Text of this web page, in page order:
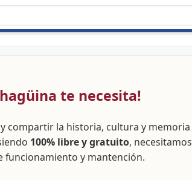
te necesita!
compartir la historia, cultura y memoria
100% libre y gratuito, necesitamos
funcionamiento y mantención.